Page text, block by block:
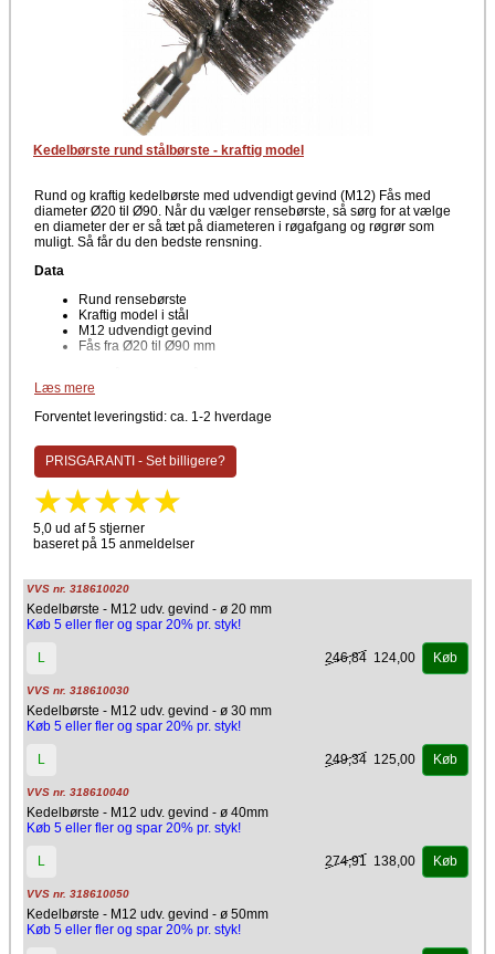
Kedelbørste rund stålbørste - kraftig model
Rund og kraftig kedelbørste med udvendigt gevind (M12) Fås med
diameter Ø20 til Ø90. Når du vælger rensebørste, så sørg for at vælge
en diameter der er så tæt på diameteren i røgafgang og røgrør som
muligt. Så får du den bedste rensning.
Data
Rund rensebørste
Kraftig model i stål
M12 udvendigt gevind
Fås fra Ø20 til Ø90 mm
rensebørste, så klik og se
Læs mere
Forventet leveringstid: ca. 1-2 hverdage
PRISGARANTI - Set billigere?
5,0 ud af 5 stjerner
baseret på 15 anmeldelser
VVS nr. 318610020
Kedelbørste - M12 udv. gevind - ø 20 mm
Køb 5 eller fler og spar 20% pr. styk!
L 246,84 124,00 Køb
VVS nr. 318610030
Kedelbørste - M12 udv. gevind - ø 30 mm
Køb 5 eller fler og spar 20% pr. styk!
L 249,34 125,00 Køb
VVS nr. 318610040
Kedelbørste - M12 udv. gevind - ø 40mm
Køb 5 eller fler og spar 20% pr. styk!
L 274,91 138,00 Køb
VVS nr. 318610050
Kedelbørste - M12 udv. gevind - ø 50mm
Køb 5 eller fler og spar 20% pr. styk!